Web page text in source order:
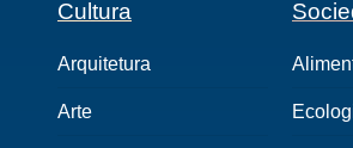
Cultura
Arquitetura
Arte